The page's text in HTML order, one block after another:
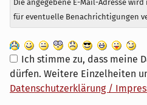
Die angegebene E-Mail-Adresse
für eventuelle Benachrichtigungen
Ich stimme zu, dass meine
dürfen. Weitere Einzelheiten
Datenschutzerklärung /